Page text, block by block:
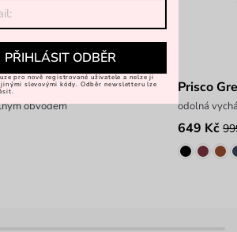
obvodem
Prisco
odolná
649 Kč
PŘIHLÁSIT ODBĚR
pro nově registrované uživatele a nelze ji
slevovými kódy. Odběr newsletteru lze